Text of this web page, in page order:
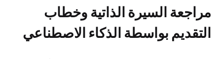
مراجعة السيرة الذاتية وخطاب
التقديم بواسطة الذكاء الاصطناعي